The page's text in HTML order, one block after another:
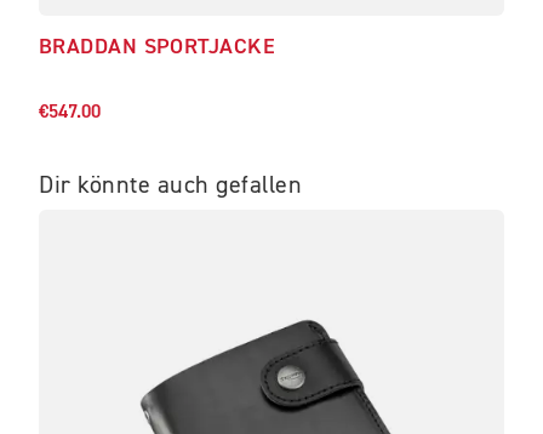
BRADDAN SPORTJACKE
€547.00
Dir könnte auch gefallen